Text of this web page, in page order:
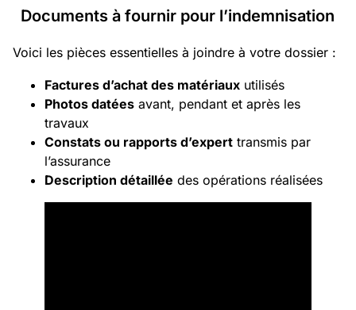
Documents à fournir pour l’indemnisation
Voici les pièces essentielles à joindre à votre dossier :
Factures d’achat des matériaux utilisés
Photos datées avant, pendant et après les
travaux
Constats ou rapports d’expert transmis par
l’assurance
Description détaillée des opérations réalisées